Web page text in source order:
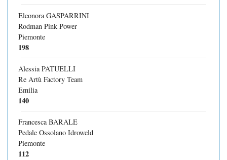
Eleonora GASPARRINI
Rodman Pink Power
Piemonte
198
Alessia PATUELLI
Re Artù Factory Team
Emilia
140
Francesca BARALE
Pedale Ossolano Idroweld
Piemonte
112